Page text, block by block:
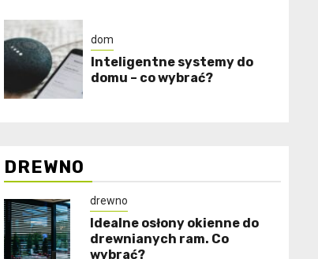
dom
Inteligentne systemy do
domu – co wybrać?
DREWNO
drewno
Idealne osłony okienne do
drewnianych ram. Co
wybrać?